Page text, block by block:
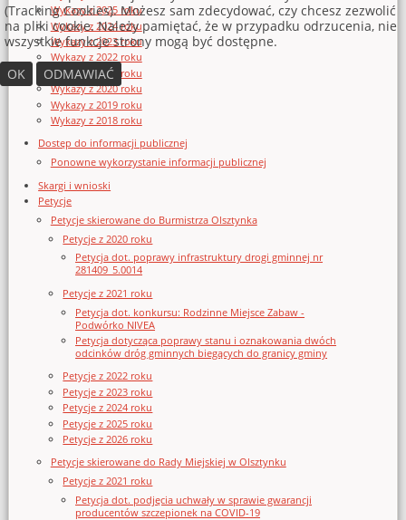
Wykazy z 2025 roku
Wykazy z 2024 roku
Wykazy z 2023 roku
Wykazy z 2022 roku
Wykazy z 2021 roku
Wykazy z 2020 roku
Wykazy z 2019 roku
Wykazy z 2018 roku
Dostęp do informacji publicznej
Ponowne wykorzystanie informacji publicznej
Skargi i wnioski
Petycje
Petycje skierowane do Burmistrza Olsztynka
Petycje z 2020 roku
Petycja dot. poprawy infrastruktury drogi gminnej nr
281409_5.0014
Petycje z 2021 roku
Petycja dot. konkursu: Rodzinne Miejsce Zabaw -
Podwórko NIVEA
Petycja dotycząca poprawy stanu i oznakowania dwóch
odcinków dróg gminnych biegących do granicy gminy
Petycje z 2022 roku
Petycje z 2023 roku
Petycje z 2024 roku
Petycje z 2025 roku
Petycje z 2026 roku
Petycje skierowane do Rady Miejskiej w Olsztynku
Petycje z 2021 roku
Petycja dot. podjęcia uchwały w sprawie gwarancji
producentów szczepionek na COVID-19
(Tracking Cookies). Możesz sam zdecydować, czy chcesz zezwolić
na pliki cookie. Należy pamiętać, że w przypadku odrzucenia, nie
wszystkie funkcje strony mogą być dostępne.
OK
ODMAWIAĆ